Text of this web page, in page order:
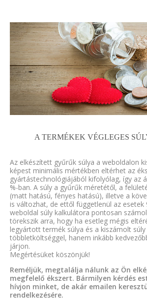
A TERMÉKEK VÉGLEGES
Az elkészített gyűrűk súlya a weboldalon
képest minimális mértékben eltérhet az
gyártástechnológiájából kifolyólag, így az
%-ban. A súly a gyűrűk méretétől, a
(matt hatású, fényes hatású), illetve a
is változhat, de ettől függetlenül az esetek
weboldal súly kalkulátora pontosan
törekszik arra, hogy ha esetleg mégis
legyártott termék súlya és a kiszámolt
többletköltséggel, hanem inkább
járjon.
Megértésüket köszönjük!
Reméljük, megtalálja nálunk az Ön
megfelelő ékszert. Bármilyen kérdés
hívjon minket, de akár emailen
rendelkezésére.